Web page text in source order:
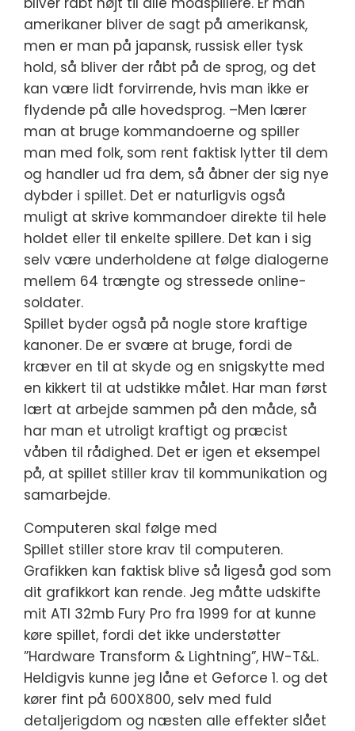
amerikaner bliver de sagt på amerikansk,
men er man på japansk, russisk eller tysk
hold, så bliver der råbt på de sprog, og det
kan være lidt forvirrende, hvis man ikke er
flydende på alle hovedsprog. –Men lærer
man at bruge kommandoerne og spiller
man med folk, som rent faktisk lytter til dem
og handler ud fra dem, så åbner der sig nye
dybder i spillet. Det er naturligvis også
muligt at skrive kommandoer direkte til hele
holdet eller til enkelte spillere. Det kan i sig
selv være underholdene at følge dialogerne
mellem 64 trængte og stressede online-
soldater.
Spillet byder også på nogle store kraftige
kanoner. De er svære at bruge, fordi de
kræver en til at skyde og en snigskytte med
en kikkert til at udstikke målet. Har man først
lært at arbejde sammen på den måde, så
har man et utroligt kraftigt og præcist
våben til rådighed. Det er igen et eksempel
på, at spillet stiller krav til kommunikation og
samarbejde.
Computeren skal følge med
Spillet stiller store krav til computeren.
Grafikken kan faktisk blive så ligeså god som
dit grafikkort kan rende. Jeg måtte udskifte
mit ATI 32mb Fury Pro fra 1999 for at kunne
køre spillet, fordi det ikke understøtter
”Hardware Transform & Lightning”, HW-T&L.
Heldigvis kunne jeg låne et Geforce 1. og det
kører fint på 600X800, selv med fuld
detaljerigdom og næsten alle effekter slået